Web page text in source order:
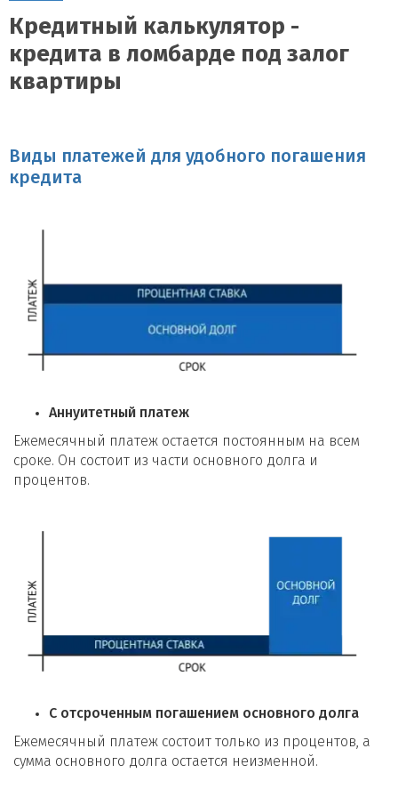
Кредитный калькулятор -
кредита в ломбарде под залог
квартиры
Виды платежей для удобного погашения
кредита
Аннуитетный платеж
Ежемесячный платеж остается постоянным на всем
сроке. Он состоит из части основного долга и
процентов.
С отсроченным погашением основного долга
Ежемесячный платеж состоит только из процентов, а
сумма основного долга остается неизменной.